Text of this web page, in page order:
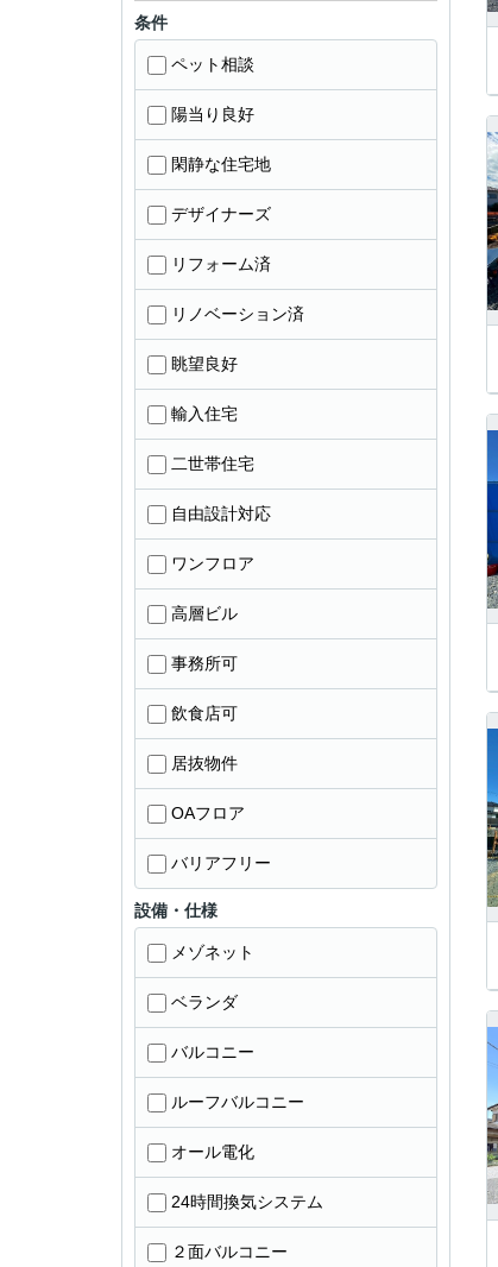
条件
ペット相談
陽当り良好
閑静な住宅地
デザイナーズ
リフォーム済
リノベーション済
眺望良好
輸入住宅
二世帯住宅
自由設計対応
ワンフロア
高層ビル
事務所可
飲食店可
居抜物件
OAフロア
バリアフリー
設備・仕様
メゾネット
ベランダ
バルコニー
ルーフバルコニー
オール電化
24時間換気システム
２面バルコニー